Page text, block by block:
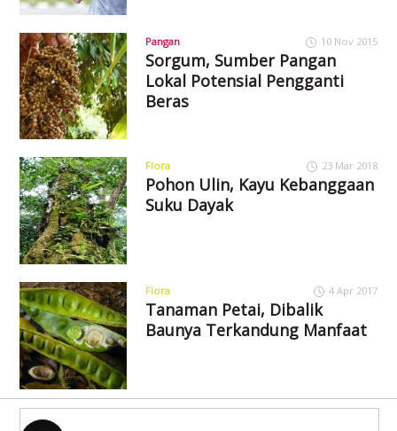
Pangan 10 Nov 2015
Sorgum, Sumber Pangan
Lokal Potensial Pengganti
Beras
Flora 23 Mar 2018
Pohon Ulin, Kayu Kebanggaan
Suku Dayak
Flora 4 Apr 2017
Tanaman Petai, Dibalik
Baunya Terkandung Manfaat